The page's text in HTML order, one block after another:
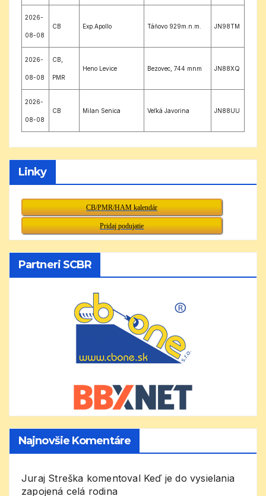
2026-
08-08
CB Exp.Apollo Táňovo 929m.n.m. JN98TM
2026-
08-08
CB,
PMR
Heno Levice Bezovec, 744 mnm JN88XQ
2026-
08-08
CB Milan Senica Veľká Javorina JN88UU
Linky
CB/PMR/HAM kalendár
Pridaj podujatie
Partneri SCBR
Najnovšie Komentáre
Juraj Streška komentoval Keď je do vysielania
zapojená celá rodina